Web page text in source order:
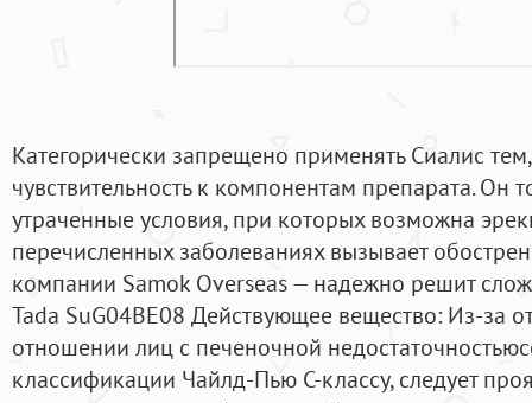
Категорически запрещено применять Сиалис
чувствительность к компонентам препарата. Он
утраченные условия, при которых возможна
перечисленных заболеваниях вызывает
компании Samok Overseas — надежно решит
Tada SuG04BE08 Действующее вещество: Из-за
отношении лиц с печеночной
классификации Чайлд-Пью С-классу, следует